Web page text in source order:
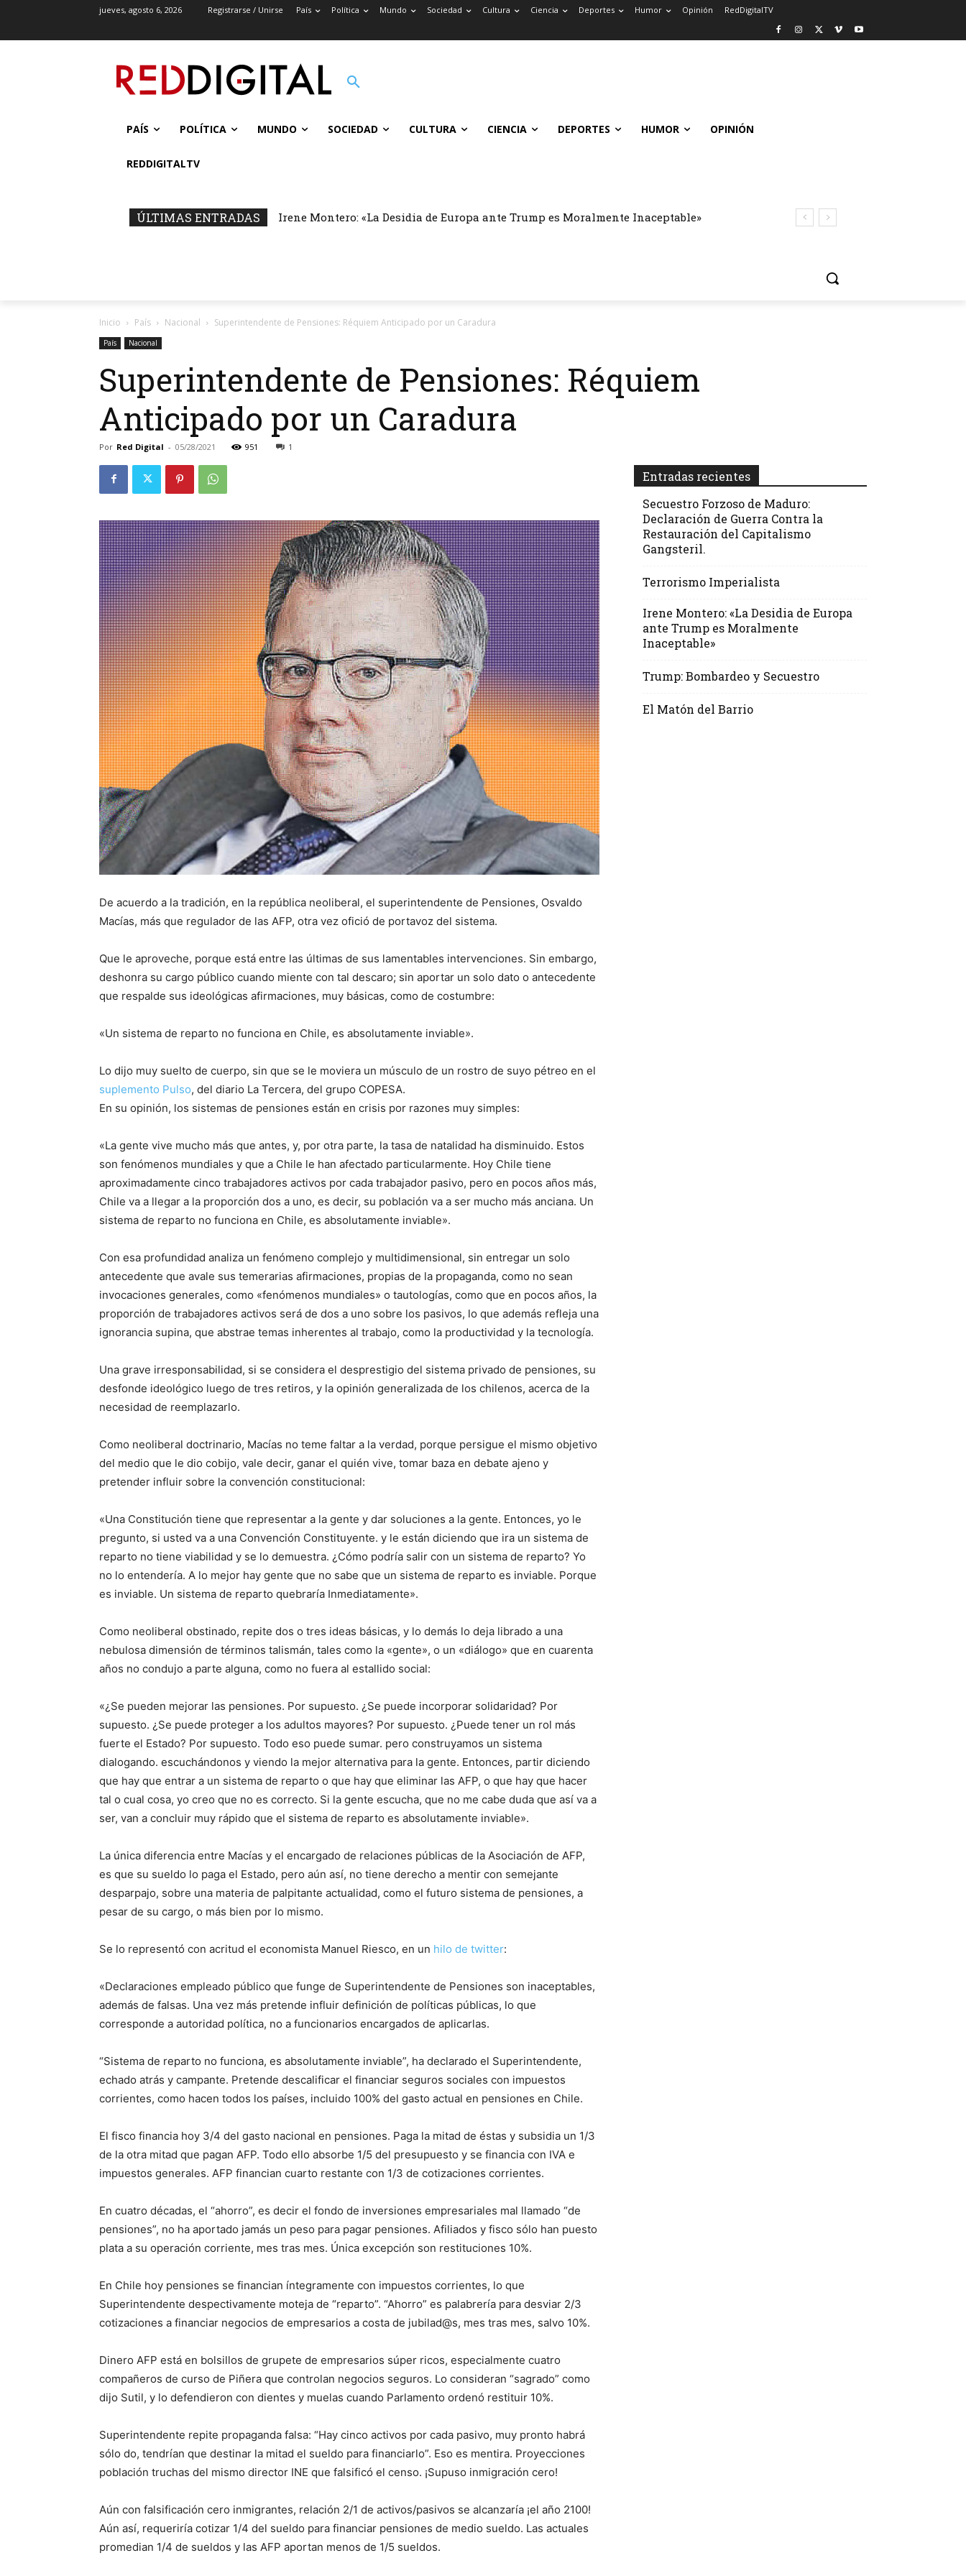
jueves, agosto 6, 2026 Registrarse / Unirse País Política Mundo Sociedad Cultura Ciencia Deportes Humor Opinión RedDigitalTV
PAÍS POLÍTICA MUNDO SOCIEDAD CULTURA CIENCIA DEPORTES HUMOR OPINIÓN
REDDIGITALTV
ÚLTIMAS ENTRADAS Irene Montero: «La Desidia de Europa ante Trump es Moralmente Inaceptable»
Inicio País Nacional Superintendente de Pensiones: Réquiem Anticipado por un Caradura
País Nacional
Superintendente de Pensiones: Réquiem
Anticipado por un Caradura
Por Red Digital - 05/28/2021 951 1
De acuerdo a la tradición, en la república neoliberal, el superintendente de Pensiones, Osvaldo
Macías, más que regulador de las AFP, otra vez ofició de portavoz del sistema.
Que le aproveche, porque está entre las últimas de sus lamentables intervenciones. Sin embargo,
deshonra su cargo público cuando miente con tal descaro; sin aportar un solo dato o antecedente
que respalde sus ideológicas afirmaciones, muy básicas, como de costumbre:
«Un sistema de reparto no funciona en Chile, es absolutamente inviable».
Lo dijo muy suelto de cuerpo, sin que se le moviera un músculo de un rostro de suyo pétreo en el
suplemento Pulso, del diario La Tercera, del grupo COPESA.
En su opinión, los sistemas de pensiones están en crisis por razones muy simples:
«La gente vive mucho más que antes, y, por otra parte, la tasa de natalidad ha disminuido. Estos
son fenómenos mundiales y que a Chile le han afectado particularmente. Hoy Chile tiene
aproximadamente cinco trabajadores activos por cada trabajador pasivo, pero en pocos años más,
Chile va a llegar a la proporción dos a uno, es decir, su población va a ser mucho más anciana. Un
sistema de reparto no funciona en Chile, es absolutamente inviable».
Con esa profundidad analiza un fenómeno complejo y multidimensional, sin entregar un solo
antecedente que avale sus temerarias afirmaciones, propias de la propaganda, como no sean
invocaciones generales, como «fenómenos mundiales» o tautologías, como que en pocos años, la
proporción de trabajadores activos será de dos a uno sobre los pasivos, lo que además refleja una
ignorancia supina, que abstrae temas inherentes al trabajo, como la productividad y la tecnología.
Una grave irresponsabilidad, si se considera el desprestigio del sistema privado de pensiones, su
desfonde ideológico luego de tres retiros, y la opinión generalizada de los chilenos, acerca de la
necesidad de reemplazarlo.
Como neoliberal doctrinario, Macías no teme faltar a la verdad, porque persigue el mismo objetivo
del medio que le dio cobijo, vale decir, ganar el quién vive, tomar baza en debate ajeno y
pretender influir sobre la convención constitucional:
«Una Constitución tiene que representar a la gente y dar soluciones a la gente. Entonces, yo le
pregunto, si usted va a una Convención Constituyente. y le están diciendo que ira un sistema de
reparto no tiene viabilidad y se lo demuestra. ¿Cómo podría salir con un sistema de reparto? Yo
no lo entendería. A lo mejor hay gente que no sabe que un sistema de reparto es inviable. Porque
es inviable. Un sistema de reparto quebraría Inmediatamente».
Como neoliberal obstinado, repite dos o tres ideas básicas, y lo demás lo deja librado a una
nebulosa dimensión de términos talismán, tales como la «gente», o un «diálogo» que en cuarenta
años no condujo a parte alguna, como no fuera al estallido social:
«¿Se pueden mejorar las pensiones. Por supuesto. ¿Se puede incorporar solidaridad? Por
supuesto. ¿Se puede proteger a los adultos mayores? Por supuesto. ¿Puede tener un rol más
fuerte el Estado? Por supuesto. Todo eso puede sumar. pero construyamos un sistema
dialogando. escuchándonos y viendo la mejor alternativa para la gente. Entonces, partir diciendo
que hay que entrar a un sistema de reparto o que hay que eliminar las AFP, o que hay que hacer
tal o cual cosa, yo creo que no es correcto. Si la gente escucha, que no me cabe duda que así va a
ser, van a concluir muy rápido que el sistema de reparto es absolutamente inviable».
La única diferencia entre Macías y el encargado de relaciones públicas de la Asociación de AFP,
es que su sueldo lo paga el Estado, pero aún así, no tiene derecho a mentir con semejante
desparpajo, sobre una materia de palpitante actualidad, como el futuro sistema de pensiones, a
pesar de su cargo, o más bien por lo mismo.
Se lo representó con acritud el economista Manuel Riesco, en un hilo de twitter:
«Declaraciones empleado público que funge de Superintendente de Pensiones son inaceptables,
además de falsas. Una vez más pretende influir definición de políticas públicas, lo que
corresponde a autoridad política, no a funcionarios encargados de aplicarlas.
“Sistema de reparto no funciona, es absolutamente inviable”, ha declarado el Superintendente,
echado atrás y campante. Pretende descalificar el financiar seguros sociales con impuestos
corrientes, como hacen todos los países, incluido 100% del gasto actual en pensiones en Chile.
El fisco financia hoy 3/4 del gasto nacional en pensiones. Paga la mitad de éstas y subsidia un 1/3
de la otra mitad que pagan AFP. Todo ello absorbe 1/5 del presupuesto y se financia con IVA e
impuestos generales. AFP financian cuarto restante con 1/3 de cotizaciones corrientes.
En cuatro décadas, el “ahorro”, es decir el fondo de inversiones empresariales mal llamado “de
pensiones”, no ha aportado jamás un peso para pagar pensiones. Afiliados y fisco sólo han puesto
plata a su operación corriente, mes tras mes. Única excepción son restituciones 10%.
En Chile hoy pensiones se financian íntegramente con impuestos corrientes, lo que
Superintendente despectivamente moteja de “reparto”. “Ahorro” es palabrería para desviar 2/3
cotizaciones a financiar negocios de empresarios a costa de jubilad@s, mes tras mes, salvo 10%.
Dinero AFP está en bolsillos de grupete de empresarios súper ricos, especialmente cuatro
compañeros de curso de Piñera que controlan negocios seguros. Lo consideran “sagrado” como
dijo Sutil, y lo defendieron con dientes y muelas cuando Parlamento ordenó restituir 10%.
Superintendente repite propaganda falsa: “Hay cinco activos por cada pasivo, muy pronto habrá
sólo do, tendrían que destinar la mitad el sueldo para financiarlo”. Eso es mentira. Proyecciones
población truchas del mismo director INE que falsificó el censo. ¡Supuso inmigración cero!
Aún con falsificación cero inmigrantes, relación 2/1 de activos/pasivos se alcanzaría ¡el año 2100!
Aún así, requeriría cotizar 1/4 del sueldo para financiar pensiones de medio sueldo. Las actuales
promedian 1/4 de sueldos y las AFP aportan menos de 1/5 sueldos.
Entradas recientes
Secuestro Forzoso de Maduro:
Declaración de Guerra Contra la
Restauración del Capitalismo
Gangsteril.
Terrorismo Imperialista
Irene Montero: «La Desidia de Europa
ante Trump es Moralmente
Inaceptable»
Trump: Bombardeo y Secuestro
El Matón del Barrio